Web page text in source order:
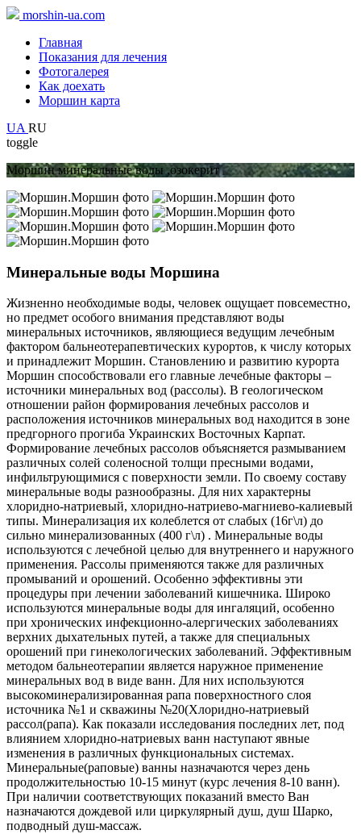
morshin-ua.com
Главная
Показания для лечения
Фотогалерея
Как доехать
Моршин карта
UA RU
toggle
Моршин минеральные воды ,озокерит
Минеральные воды Моршина
Жизненно необходимые воды, человек ощущает повсеместно,
но предмет особого внимания представляют воды
минеральных источников, являющиеся ведущим лечебным
фактором бальнеотерапевтических курортов, к числу которых
и принадлежит Моршин. Становлению и развитию курорта
Моршин способствовали его главные лечебные факторы –
источники минеральных вод (рассолы). В геологическом
отношении район формирования лечебных рассолов и
расположения источников минеральных вод находится в зоне
предгорного прогиба Украинских Восточных Карпат.
Формирование лечебных рассолов объясняется размыванием
различных солей соленосной толщи пресными водами,
инфильтрующимися с поверхности земли. По своему составу
минеральные воды разнообразны. Для них характерны
хлоридно-натриевый, хлоридно-натриево-магниево-калиевый
типы. Минерализация их колеблется от слабых (16г\л) до
сильно минерализованных (400 г\л) . Минеральные воды
используются с лечебной целью для внутреннего и наружного
применения. Рассолы применяются также для различных
промываний и орошений. Особенно эффективны эти
процедуры при лечении заболеваний кишечника. Широко
используются минеральные воды для ингаляций, особенно
при хронических инфекционно-алергических заболеваниях
верхних дыхательных путей, а также для специальных
орошений при гинекологических заболеваний. Эффективным
методом бальнеотерапии является наружное применение
минеральных вод в виде ванн. Для них используются
высокоминерализированная рапа поверхностного слоя
источника №1 и скважины №20(Хлоридно-натриевый
рассол(рапа). Как показали исследования последних лет, под
влиянием хлоридно-натриевых ванн наступают явные
изменения в различных функциональных системах.
Минеральные(раповые) ванны назначаются через день
продолжительностью 10-15 минут (курс лечения 8-10 ванн).
При наличии соответствующих показаний вместо Ван
назначаются дождевой или циркулярный душ, душ Шарко,
подводный душ-массаж.